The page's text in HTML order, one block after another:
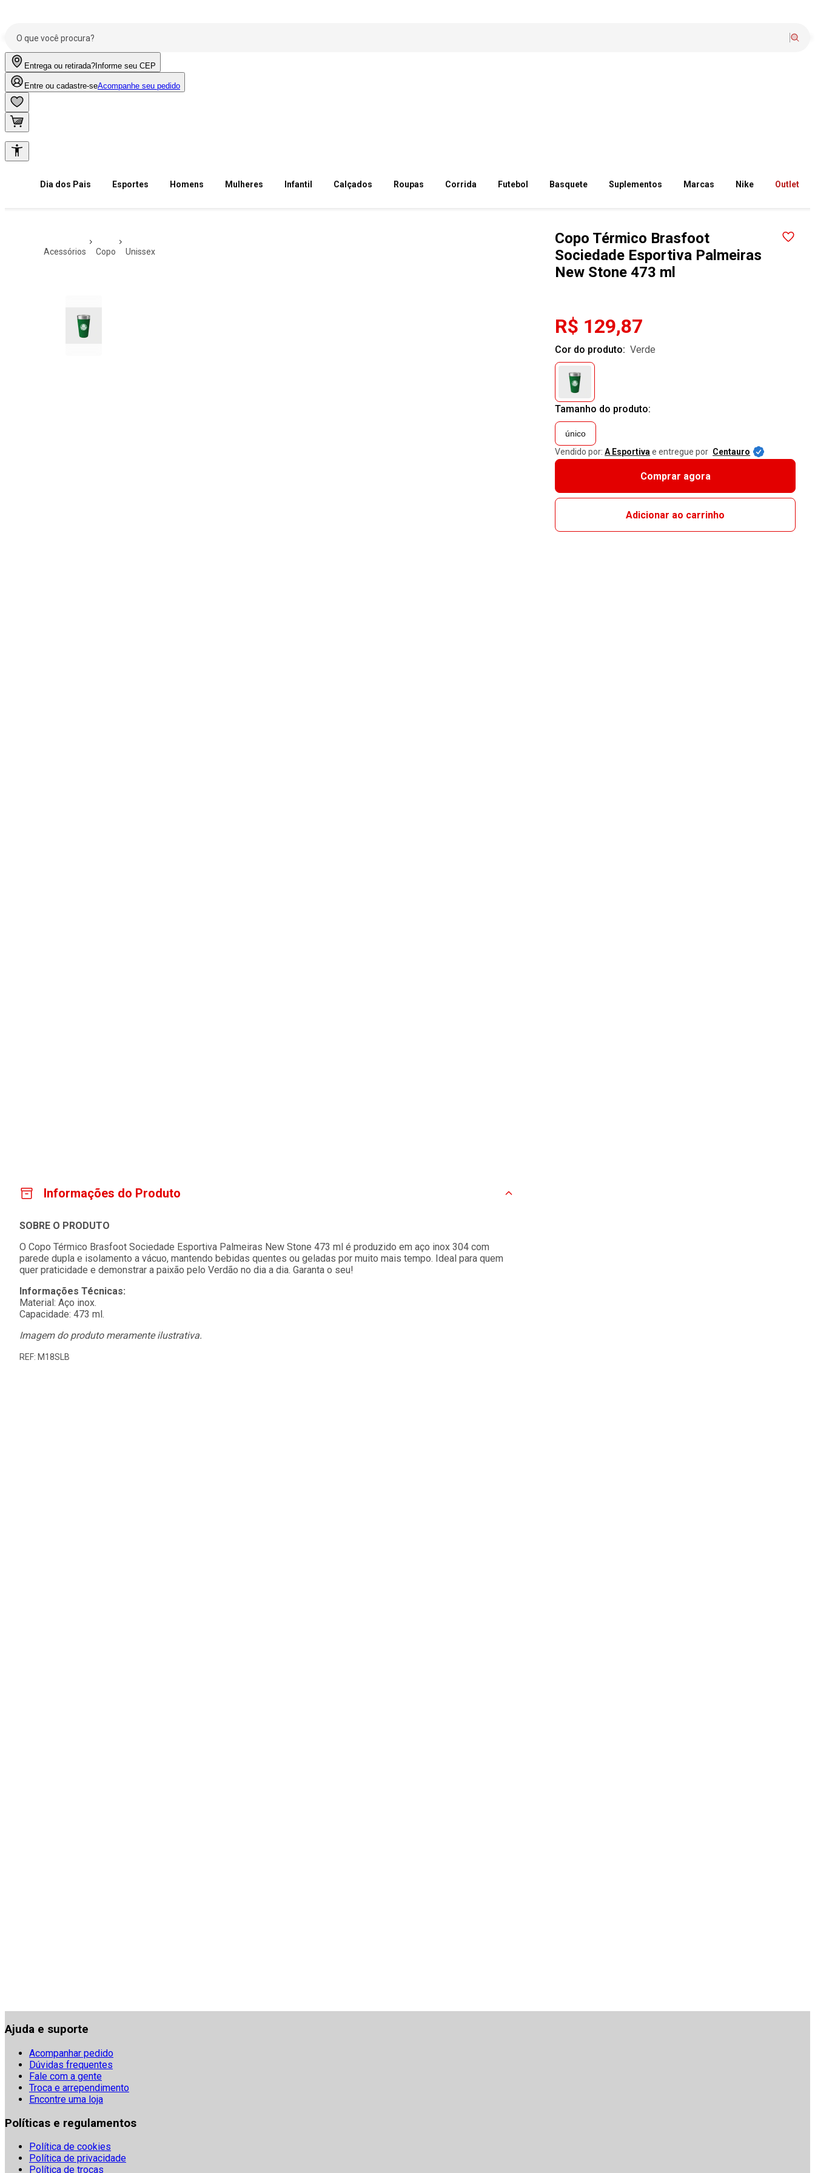
Entrega ou retirada? Informe seu CEP
Entre ou cadastre-seAcompanhe seu pedido
Dia dos Pais Esportes Homens Mulheres Infantil Calçados Roupas Corrida Futebol Basquete Suplementos Marcas Nike Outlet
acessórios copo unissex
Copo Térmico Brasfoot
Sociedade Esportiva Palmeiras
New Stone 473 ml
R$ 129,87
Cor do produto: verde
Tamanho do produto:
único
Vendido por: A Esportiva e entregue por Centauro
Comprar agora
Adicionar ao carrinho
Informações do Produto
SOBRE O PRODUTO
O Copo Térmico Brasfoot Sociedade Esportiva Palmeiras New Stone 473 ml é produzido em aço inox 304 com
parede dupla e isolamento a vácuo, mantendo bebidas quentes ou geladas por muito mais tempo. Ideal para quem
quer praticidade e demonstrar a paixão pelo Verdão no dia a dia. Garanta o seu!
Informações Técnicas:
Material: Aço inox.
Capacidade: 473 ml.
Imagem do produto meramente ilustrativa.
REF: M18SLB
Ajuda e suporte
Acompanhar pedido
Dúvidas frequentes
Fale com a gente
Troca e arrependimento
Encontre uma loja
Políticas e regulamentos
Política de cookies
Política de privacidade
Política de trocas